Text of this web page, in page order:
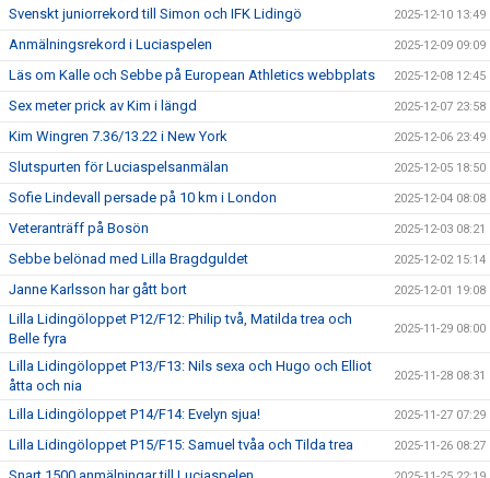
Svenskt juniorrekord till Simon och IFK Lidingö 2025-12-10 13:49
Anmälningsrekord i Luciaspelen 2025-12-09 09:09
Läs om Kalle och Sebbe på European Athletics webbplats 2025-12-08 12:45
Sex meter prick av Kim i längd 2025-12-07 23:58
Kim Wingren 7.36/13.22 i New York 2025-12-06 23:49
Slutspurten för Luciaspelsanmälan 2025-12-05 18:50
Sofie Lindevall persade på 10 km i London 2025-12-04 08:08
Veteranträff på Bosön 2025-12-03 08:21
Sebbe belönad med Lilla Bragdguldet 2025-12-02 15:14
Janne Karlsson har gått bort 2025-12-01 19:08
Lilla Lidingöloppet P12/F12: Philip två, Matilda trea och
Belle fyra
2025-11-29 08:00
Lilla Lidingöloppet P13/F13: Nils sexa och Hugo och Elliot
åtta och nia
2025-11-28 08:31
Lilla Lidingöloppet P14/F14: Evelyn sjua! 2025-11-27 07:29
Lilla Lidingöloppet P15/F15: Samuel tvåa och Tilda trea 2025-11-26 08:27